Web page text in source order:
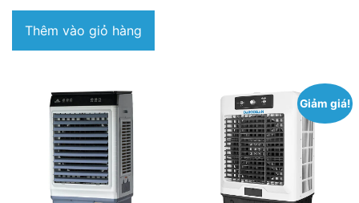
4.290.000₫.
tại
là:
Thêm vào giỏ hàng
Giảm giá!